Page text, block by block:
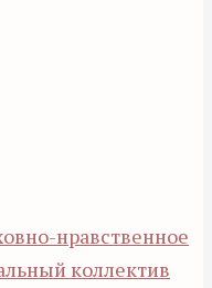
нравственное
коллектив